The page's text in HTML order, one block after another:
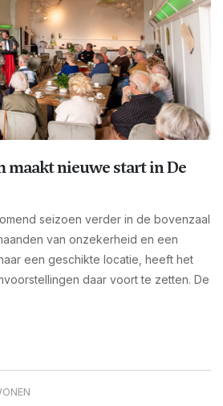
nieuwe start in De
seizoen verder in de bovenzaal
van onzekerheid en een
een geschikte locatie, heeft het
daar voort te zetten. De